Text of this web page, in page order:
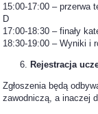
15:00-17:00 – przerwa
D
17:00-18:30 – finały
18:30-19:00 – Wyniki i
Rejestracja
Zgłoszenia będą
zawodniczą, a inaczej